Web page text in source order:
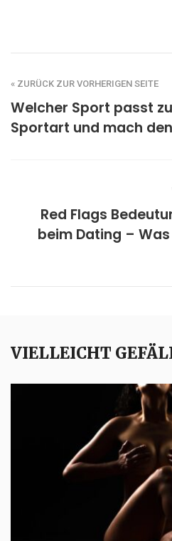
« ZURÜCK ZUR VORHERIGEN SEITE
Welcher Sport passt
Sportart und mach
Red Flags
beim Dating –
VIELLEICHT